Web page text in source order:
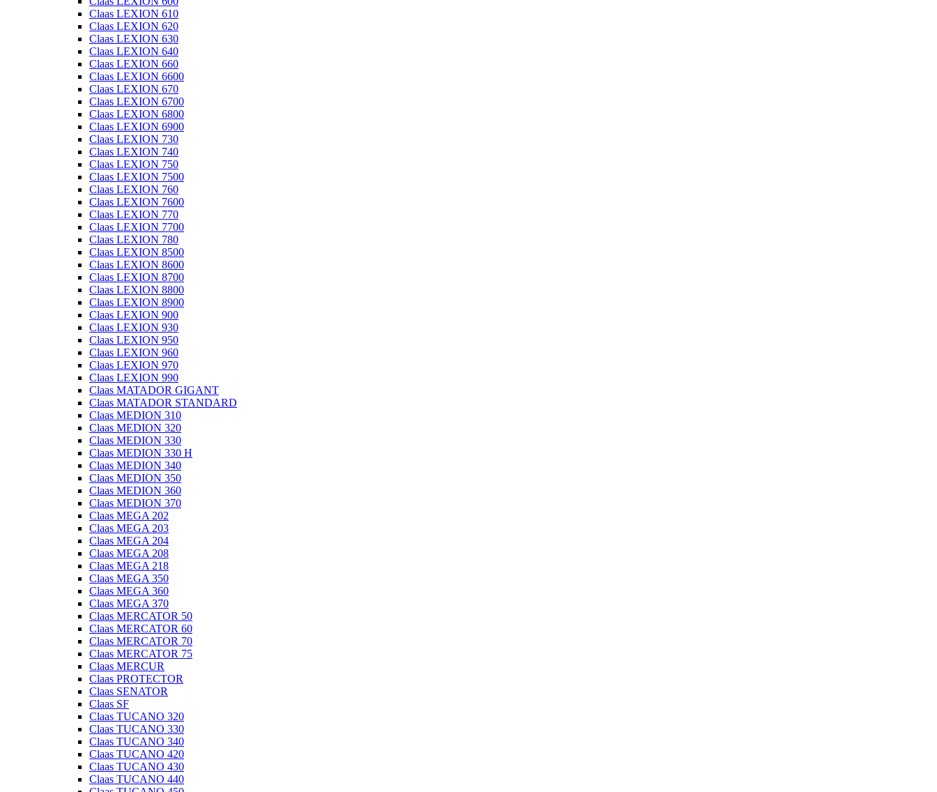
Claas LEXION 610
Claas LEXION 620
Claas LEXION 630
Claas LEXION 640
Claas LEXION 660
Claas LEXION 6600
Claas LEXION 670
Claas LEXION 6700
Claas LEXION 6800
Claas LEXION 6900
Claas LEXION 730
Claas LEXION 740
Claas LEXION 750
Claas LEXION 7500
Claas LEXION 760
Claas LEXION 7600
Claas LEXION 770
Claas LEXION 7700
Claas LEXION 780
Claas LEXION 8500
Claas LEXION 8600
Claas LEXION 8700
Claas LEXION 8800
Claas LEXION 8900
Claas LEXION 900
Claas LEXION 930
Claas LEXION 950
Claas LEXION 960
Claas LEXION 970
Claas LEXION 990
Claas MATADOR GIGANT
Claas MATADOR STANDARD
Claas MEDION 310
Claas MEDION 320
Claas MEDION 330
Claas MEDION 330 H
Claas MEDION 340
Claas MEDION 350
Claas MEDION 360
Claas MEDION 370
Claas MEGA 202
Claas MEGA 203
Claas MEGA 204
Claas MEGA 208
Claas MEGA 218
Claas MEGA 350
Claas MEGA 360
Claas MEGA 370
Claas MERCATOR 50
Claas MERCATOR 60
Claas MERCATOR 70
Claas MERCATOR 75
Claas MERCUR
Claas PROTECTOR
Claas SENATOR
Claas SF
Claas TUCANO 320
Claas TUCANO 330
Claas TUCANO 340
Claas TUCANO 420
Claas TUCANO 430
Claas TUCANO 440